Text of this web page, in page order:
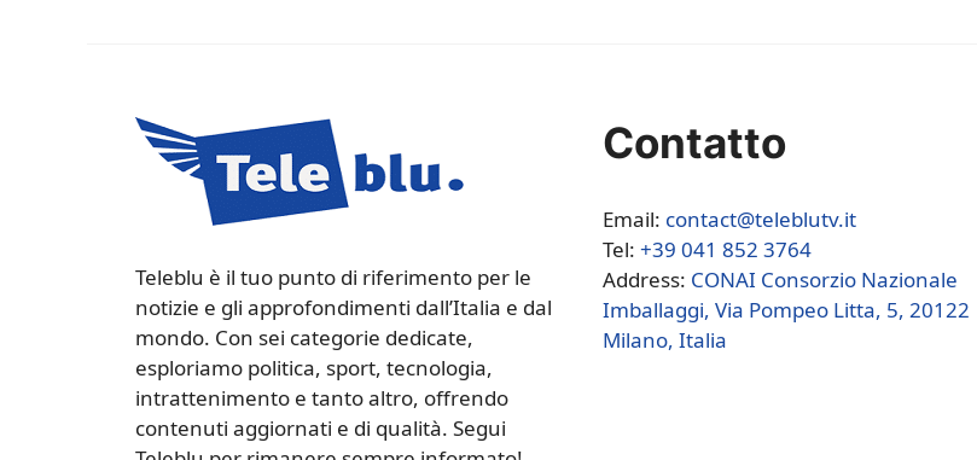
Teleblu è il tuo punto di riferimento per le
notizie e gli approfondimenti dall’Italia e dal
mondo. Con sei categorie dedicate,
esploriamo politica, sport, tecnologia,
intrattenimento e tanto altro, offrendo
contenuti aggiornati e di qualità. Segui
Contatto
Email: contact@teleblutv.it
Tel: +39 041 852 3764
Address: CONAI Consorzio Nazionale
Imballaggi, Via Pompeo Litta, 5, 20122
Milano, Italia